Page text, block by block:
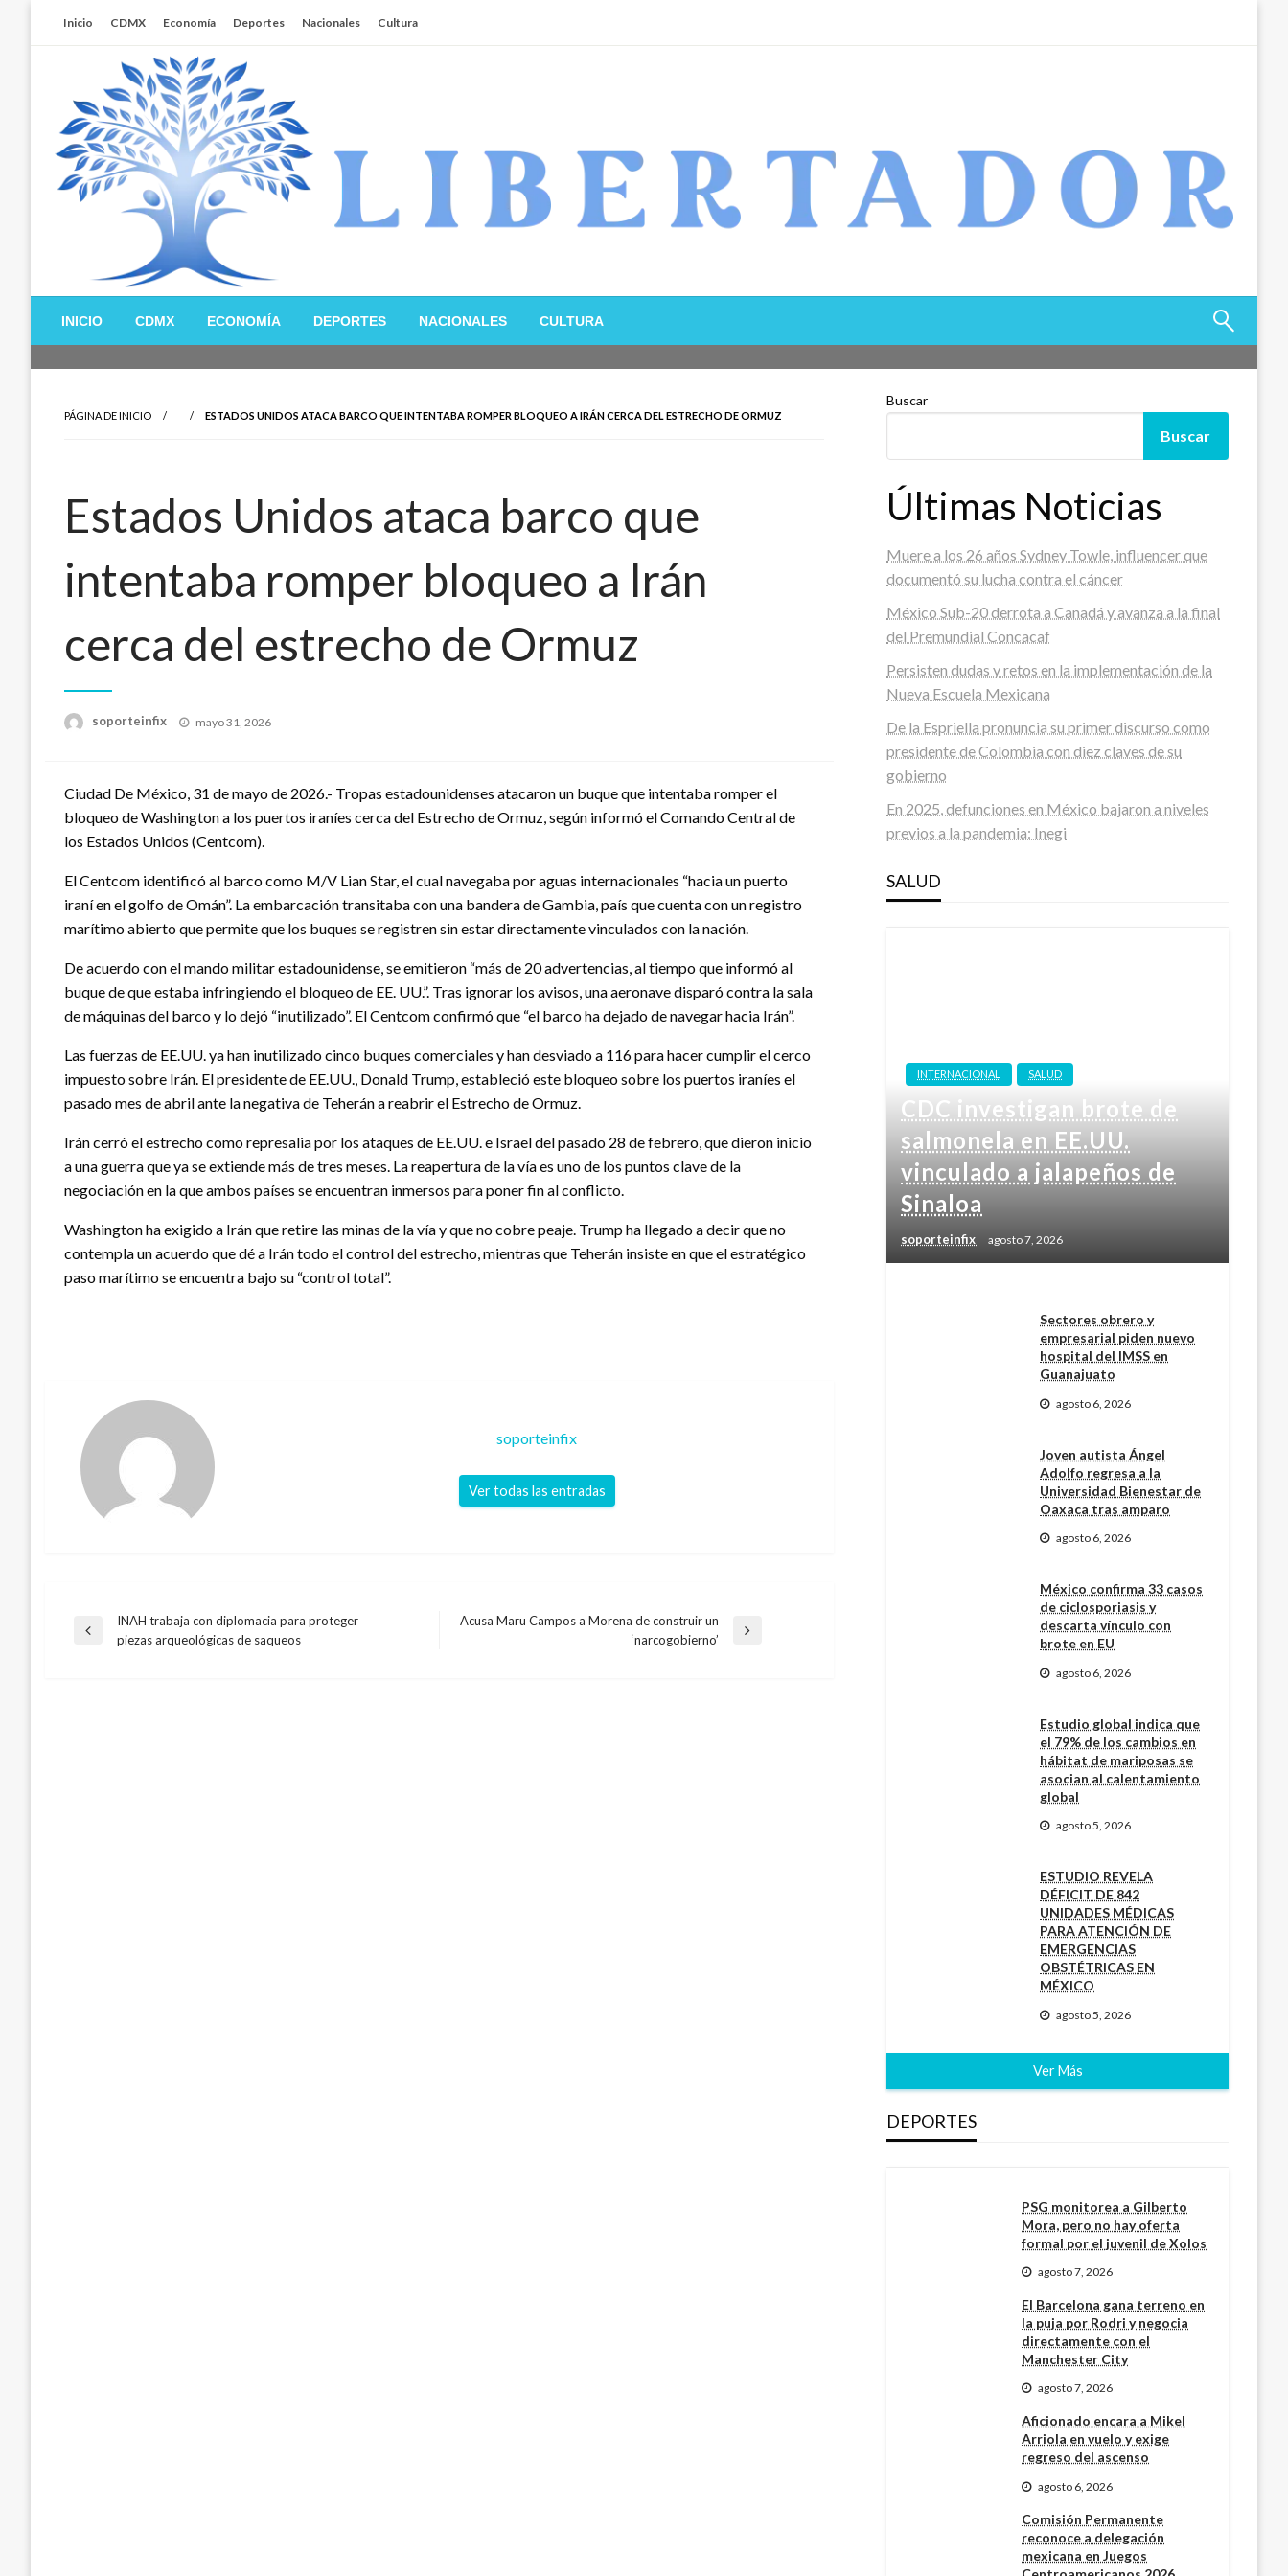
Inicio CDMX Economía Deportes Nacionales Cultura
Libertador MX
INICIO CDMX ECONOMÍA DEPORTES NACIONALES CULTURA
PÁGINA DE INICIO ESTADOS UNIDOS ATACA BARCO QUE INTENTABA ROMPER BLOQUEO A IRÁN CERCA DEL ESTRECHO DE ORMUZ
Estados Unidos ataca barco que
intentaba romper bloqueo a Irán
cerca del estrecho de Ormuz
soporteinfix
Publicado
mayo 31, 2026
Ciudad De México, 31 de mayo de 2026.- Tropas estadounidenses atacaron un buque que intentaba romper el
bloqueo de Washington a los puertos iraníes cerca del Estrecho de Ormuz, según informó el Comando Central de
los Estados Unidos (Centcom).
El Centcom identificó al barco como M/V Lian Star, el cual navegaba por aguas internacionales “hacia un puerto
iraní en el golfo de Omán”. La embarcación transitaba con una bandera de Gambia, país que cuenta con un registro
marítimo abierto que permite que los buques se registren sin estar directamente vinculados con la nación.
De acuerdo con el mando militar estadounidense, se emitieron “más de 20 advertencias, al tiempo que informó al
buque de que estaba infringiendo el bloqueo de EE. UU.”. Tras ignorar los avisos, una aeronave disparó contra la sala
de máquinas del barco y lo dejó “inutilizado”. El Centcom confirmó que “el barco ha dejado de navegar hacia Irán”.
Las fuerzas de EE.UU. ya han inutilizado cinco buques comerciales y han desviado a 116 para hacer cumplir el cerco
impuesto sobre Irán. El presidente de EE.UU., Donald Trump, estableció este bloqueo sobre los puertos iraníes el
pasado mes de abril ante la negativa de Teherán a reabrir el Estrecho de Ormuz.
Irán cerró el estrecho como represalia por los ataques de EE.UU. e Israel del pasado 28 de febrero, que dieron inicio
a una guerra que ya se extiende más de tres meses. La reapertura de la vía es uno de los puntos clave de la
negociación en la que ambos países se encuentran inmersos para poner fin al conflicto.
Washington ha exigido a Irán que retire las minas de la vía y que no cobre peaje. Trump ha llegado a decir que no
contempla un acuerdo que dé a Irán todo el control del estrecho, mientras que Teherán insiste en que el estratégico
paso marítimo se encuentra bajo su “control total”.
soporteinfix
Ver todas las entradas
Navegación
Entrada
INAH trabaja con diplomacia para proteger
piezas arqueológicas de saqueos
Acusa Maru Campos a Morena de construir un
‘narcogobierno’
Buscar
Buscar
Últimas Noticias
Muere a los 26 años Sydney Towle, influencer que
documentó su lucha contra el cáncer
México Sub-20 derrota a Canadá y avanza a la final
del Premundial Concacaf
Persisten dudas y retos en la implementación de la
Nueva Escuela Mexicana
De la Espriella pronuncia su primer discurso como
presidente de Colombia con diez claves de su
gobierno
En 2025, defunciones en México bajaron a niveles
previos a la pandemia: Inegi
SALUD
INTERNACIONAL SALUD
CDC investigan brote de
salmonela en EE.UU.
vinculado a jalapeños de
Sinaloa
soporteinfix agosto 7, 2026
Sectores obrero y
empresarial piden nuevo
hospital del IMSS en
Guanajuato
agosto 6, 2026
Joven autista Ángel
Adolfo regresa a la
Universidad Bienestar de
Oaxaca tras amparo
agosto 6, 2026
México confirma 33 casos
de ciclosporiasis y
descarta vínculo con
brote en EU
agosto 6, 2026
Estudio global indica que
el 79% de los cambios en
hábitat de mariposas se
asocian al calentamiento
global
agosto 5, 2026
ESTUDIO REVELA
DÉFICIT DE 842
UNIDADES MÉDICAS
PARA ATENCIÓN DE
EMERGENCIAS
OBSTÉTRICAS EN
MÉXICO
agosto 5, 2026
Ver Más
DEPORTES
PSG monitorea a Gilberto
Mora, pero no hay oferta
formal por el juvenil de Xolos
agosto 7, 2026
El Barcelona gana terreno en
la puja por Rodri y negocia
directamente con el
Manchester City
agosto 7, 2026
Aficionado encara a Mikel
Arriola en vuelo y exige
regreso del ascenso
agosto 6, 2026
Comisión Permanente
reconoce a delegación
mexicana en Juegos